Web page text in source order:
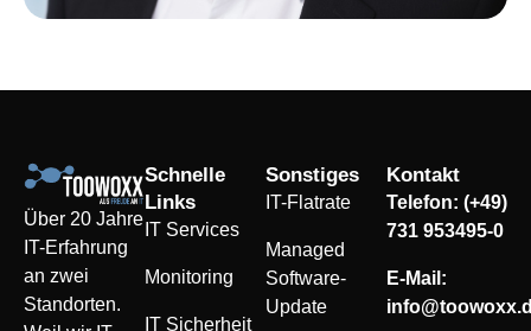
Über 20 Jahre
IT-Erfahrung
an zwei
Standorten.
Schnelle
Links
IT Services
Monitoring
IT Sicherheit
Sonstiges
IT-Flatrate
Managed
Software-
Update
Kontakt
Telefon: (+49)
731 953495-0
E-Mail: